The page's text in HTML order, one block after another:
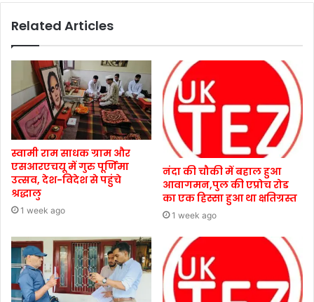
Related Articles
स्वामी राम साधक ग्राम और
एसआरएचयू में गुरु पूर्णिमा
उत्सव, देश-विदेश से पहुंचे
श्रद्धालु
1 week ago
नंदा की चौकी में बहाल हुआ
आवागमन,पुल की एप्रोच रोड
का एक हिस्सा हुआ था क्षतिग्रस्त
1 week ago